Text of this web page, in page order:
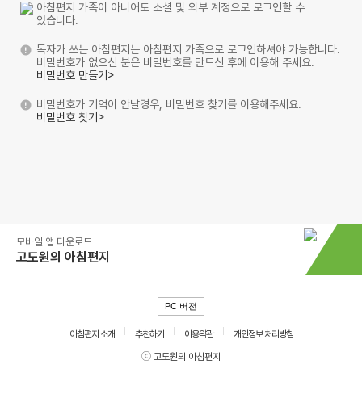
아침편지 가족이 아니어도 소셜 및 외부 계정으로 로그인할 수
있습니다.
독자가 쓰는 아침편지는 아침편지 가족으로 로그인하셔야 가능합니다.
비밀번호가 없으신 분은 비밀번호를 만드신 후에 이용해 주세요.
비밀번호 만들기>
비밀번호가 기억이 안날경우, 비밀번호 찾기를 이용해주세요.
비밀번호 찾기>
모바일 앱 다운로드
고도원의 아침편지
PC 버전
아침편지 소개 추천하기 이용약관
개인정보 처리방침
ⓒ 고도원의 아침편지